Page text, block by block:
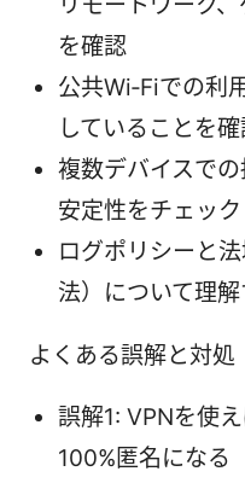
を確認
公共Wi‑Fiでの利
していることを確
複数デバイスで
安定性をチェック
ログポリシーと
法）について理解
よくある誤解と対処
誤解1: VPNを使
100%匿名になる